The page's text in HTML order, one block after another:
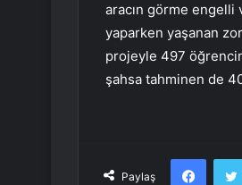
aracın görme engelli
yaparken yaşanan
projeyle 497
şahsa tahminen de
Paylaş